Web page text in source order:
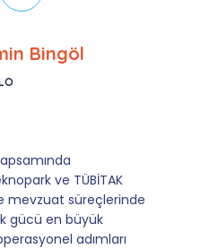
Mevzuata uyum, başvuru ve
sağladıkları kusursuz
operasyonlarımızı sıfır kaygı
yürütüyoruz. İş birliğimizi bizim
kılan ise; ihtiyaç duyduğumuz